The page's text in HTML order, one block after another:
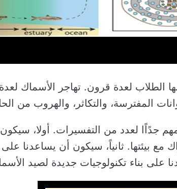
الطلاب لعدة قرون. تهاجر الأسماك
المفترسة، والتكاثر، والهروب من
جدًاًا لعدد من التفسيرات. أولا،
مع بيئتها. ثانياً، سيكون أن يساعدنا
على بناء تكنولوجيات جديدة لصيد